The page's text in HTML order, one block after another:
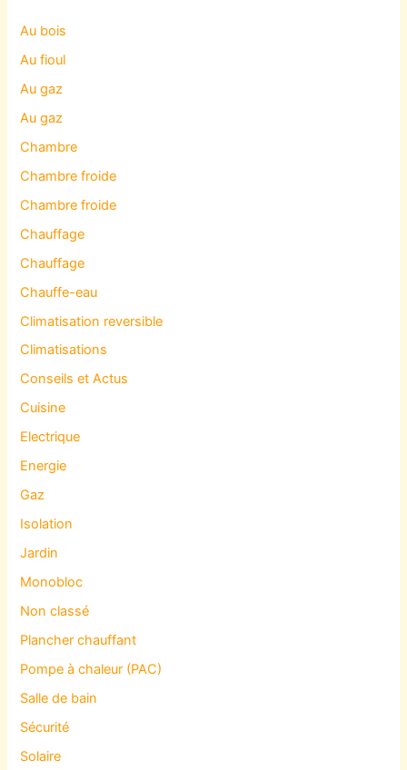
Au bois
Au fioul
Au gaz
Au gaz
Chambre
Chambre froide
Chambre froide
Chauffage
Chauffage
Chauffe-eau
Climatisation reversible
Climatisations
Conseils et Actus
Cuisine
Electrique
Energie
Gaz
Isolation
Jardin
Monobloc
Non classé
Plancher chauffant
Pompe à chaleur (PAC)
Salle de bain
Sécurité
Solaire